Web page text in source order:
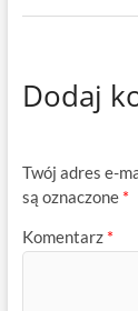
Dodaj
Twój adres e-
są oznaczone *
Komentarz *